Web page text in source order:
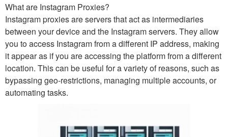
What are Instagram Proxies?
Instagram proxies are servers that act as intermediaries
between your device and the Instagram servers. They allow
you to access Instagram from a different IP address, making
it appear as if you are accessing the platform from a different
location. This can be useful for a variety of reasons, such as
bypassing geo-restrictions, managing multiple accounts, or
automating tasks.